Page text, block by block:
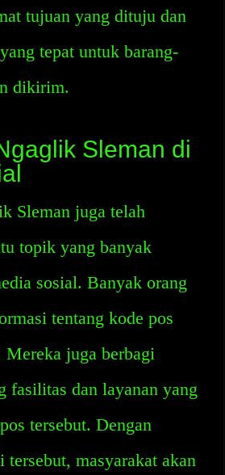
tujuan yang dituju dan
tepat untuk barang-
dikirim.
Sleman di
Sleman juga telah
topik yang banyak
sosial. Banyak orang
tentang kode pos
juga berbagi
fasilitas dan layanan yang
tersebut. Dengan
tersebut, masyarakat akan